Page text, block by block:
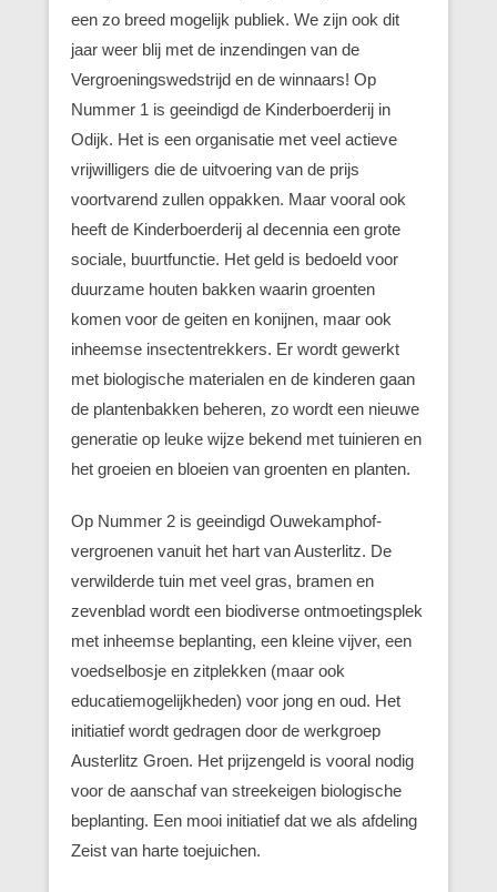
een zo breed mogelijk publiek. We zijn ook dit
jaar weer blij met de inzendingen van de
Vergroeningswedstrijd en de winnaars! Op
Nummer 1 is geeindigd de Kinderboerderij in
Odijk. Het is een organisatie met veel actieve
vrijwilligers die de uitvoering van de prijs
voortvarend zullen oppakken. Maar vooral ook
heeft de Kinderboerderij al decennia een grote
sociale, buurtfunctie. Het geld is bedoeld voor
duurzame houten bakken waarin groenten
komen voor de geiten en konijnen, maar ook
inheemse insectentrekkers. Er wordt gewerkt
met biologische materialen en de kinderen gaan
de plantenbakken beheren, zo wordt een nieuwe
generatie op leuke wijze bekend met tuinieren en
het groeien en bloeien van groenten en planten.
Op Nummer 2 is geeindigd Ouwekamphof-
vergroenen vanuit het hart van Austerlitz. De
verwilderde tuin met veel gras, bramen en
zevenblad wordt een biodiverse ontmoetingsplek
met inheemse beplanting, een kleine vijver, een
voedselbosje en zitplekken (maar ook
educatiemogelijkheden) voor jong en oud. Het
initiatief wordt gedragen door de werkgroep
Austerlitz Groen. Het prijzengeld is vooral nodig
voor de aanschaf van streekeigen biologische
beplanting. Een mooi initiatief dat we als afdeling
Zeist van harte toejuichen.